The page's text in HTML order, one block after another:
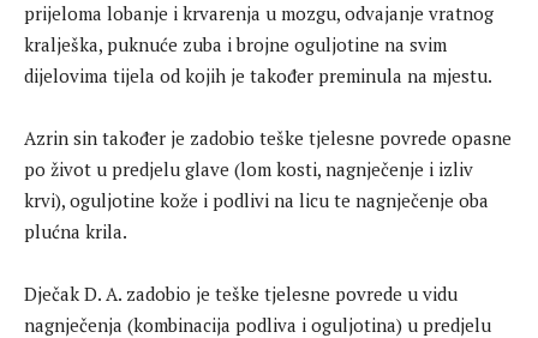
prijeloma lobanje i krvarenja u mozgu, odvajanje vratnog
kralješka, puknuće zuba i brojne oguljotine na svim
dijelovima tijela od kojih je također preminula na mjestu.
Azrin sin također je zadobio teške tjelesne povrede opasne
po život u predjelu glave (lom kosti, nagnječenje i izliv
krvi), oguljotine kože i podlivi na licu te nagnječenje oba
plućna krila.
Dječak D. A. zadobio je teške tjelesne povrede u vidu
nagnječenja (kombinacija podliva i oguljotina) u predjelu